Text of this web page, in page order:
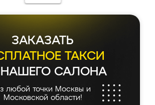
ЗАКАЗАТЬ
ТАКСИ
САЛОНА
любой точки Москвы и
Московской области!